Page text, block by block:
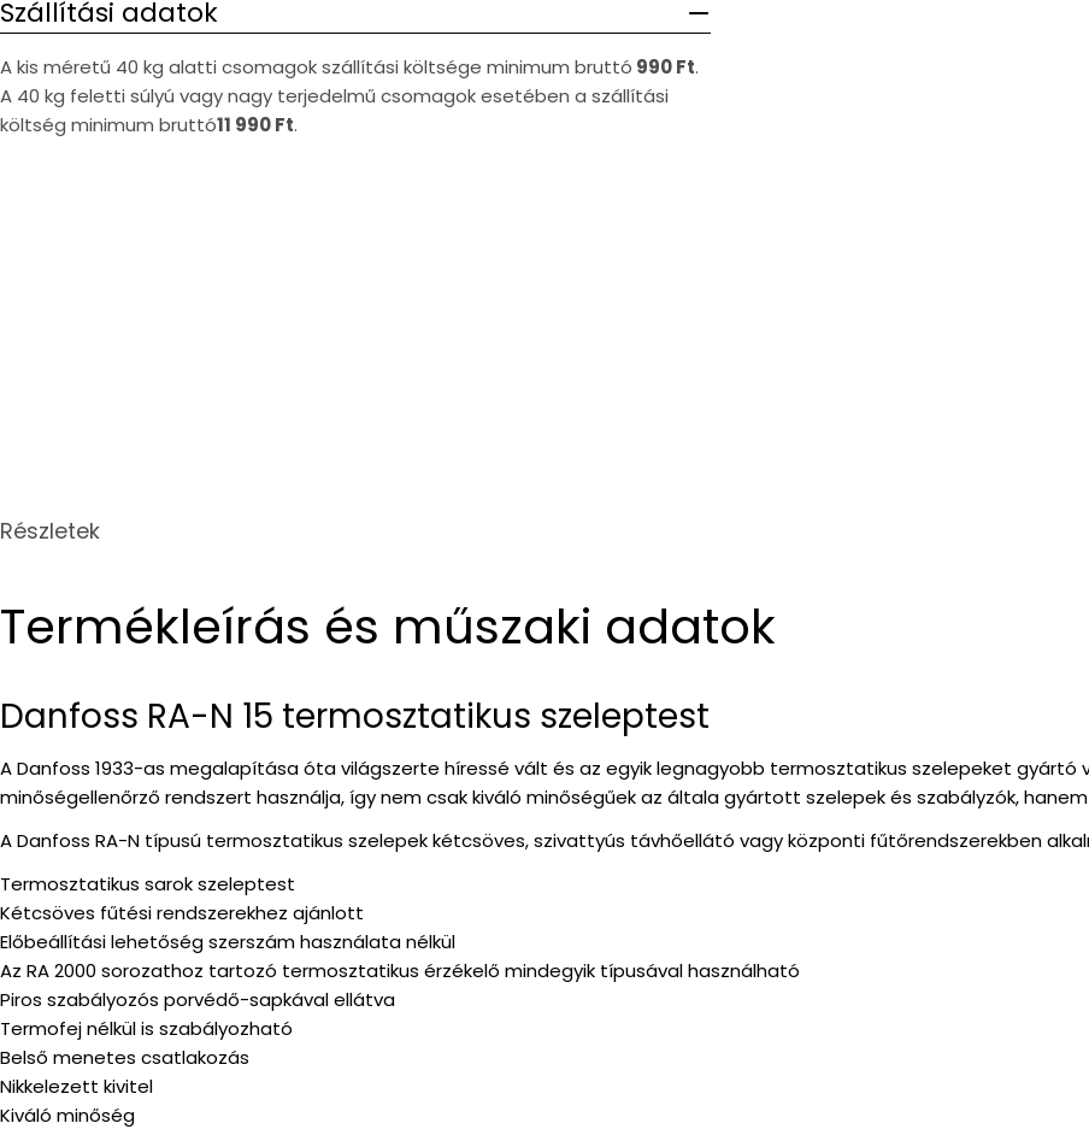
Szállítási adatok
A kis méretű 40 kg alatti csomagok szállítási költsége minimum bruttó 990 Ft.
A 40 kg feletti súlyú vagy nagy terjedelmű csomagok esetében a szállítási
költség minimum bruttó11 990 Ft.
Részletek
Termékleírás és műszaki adatok
Danfoss RA-N 15 termosztatikus szeleptest
A Danfoss 1933-as megalapítása óta világszerte híressé vált és az egyik legnagyobb termosztatikus szelepeket gyártó
minőségellenőrző rendszert használja, így nem csak kiváló minőségűek az általa gyártott szelepek és szabályzók,
A Danfoss RA-N típusú termosztatikus szelepek kétcsöves, szivattyús távhőellátó vagy központi fűtőrendszerekben
Termosztatikus sarok szeleptest
Kétcsöves fűtési rendszerekhez ajánlott
Előbeállítási lehetőség szerszám használata nélkül
Az RA 2000 sorozathoz tartozó termosztatikus érzékelő mindegyik típusával használható
Piros szabályozós porvédő-sapkával ellátva
Termofej nélkül is szabályozható
Belső menetes csatlakozás
Nikkelezett kivitel
Kiváló minőség